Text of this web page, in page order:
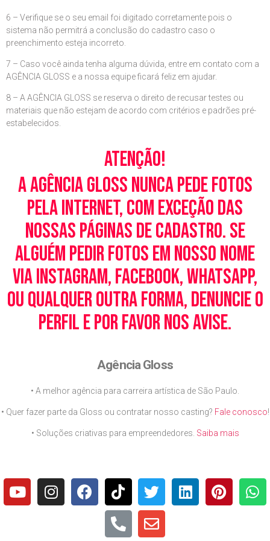
6 – Verifique se o seu email foi digitado corretamente pois o
sistema não permitrá a conclusão do cadastro caso o
preenchimento esteja incorreto.
7 – Caso você ainda tenha alguma dúvida, entre em contato com a
AGÊNCIA GLOSS e a nossa equipe ficará feliz em ajudar.
8 – A AGÊNCIA GLOSS se reserva o direito de recusar testes ou
materiais que não estejam de acordo com critérios e padrões pré-
estabelecidos.
Atenção!
A Agência Gloss nunca pede fotos
pela Internet, com exceção das
nossas páginas de cadastro. Se
alguém pedir fotos em nosso nome
via Instagram, Facebook, WhatsApp,
ou qualquer outra forma, denuncie o
perfil e por favor nos avise.
Agência Gloss
• A melhor agência para carreira artística de São Paulo.
• Quer fazer parte da Gloss ou contratar nosso casting? Fale conosco!
• Soluções criativas para empreendedores. Saiba mais